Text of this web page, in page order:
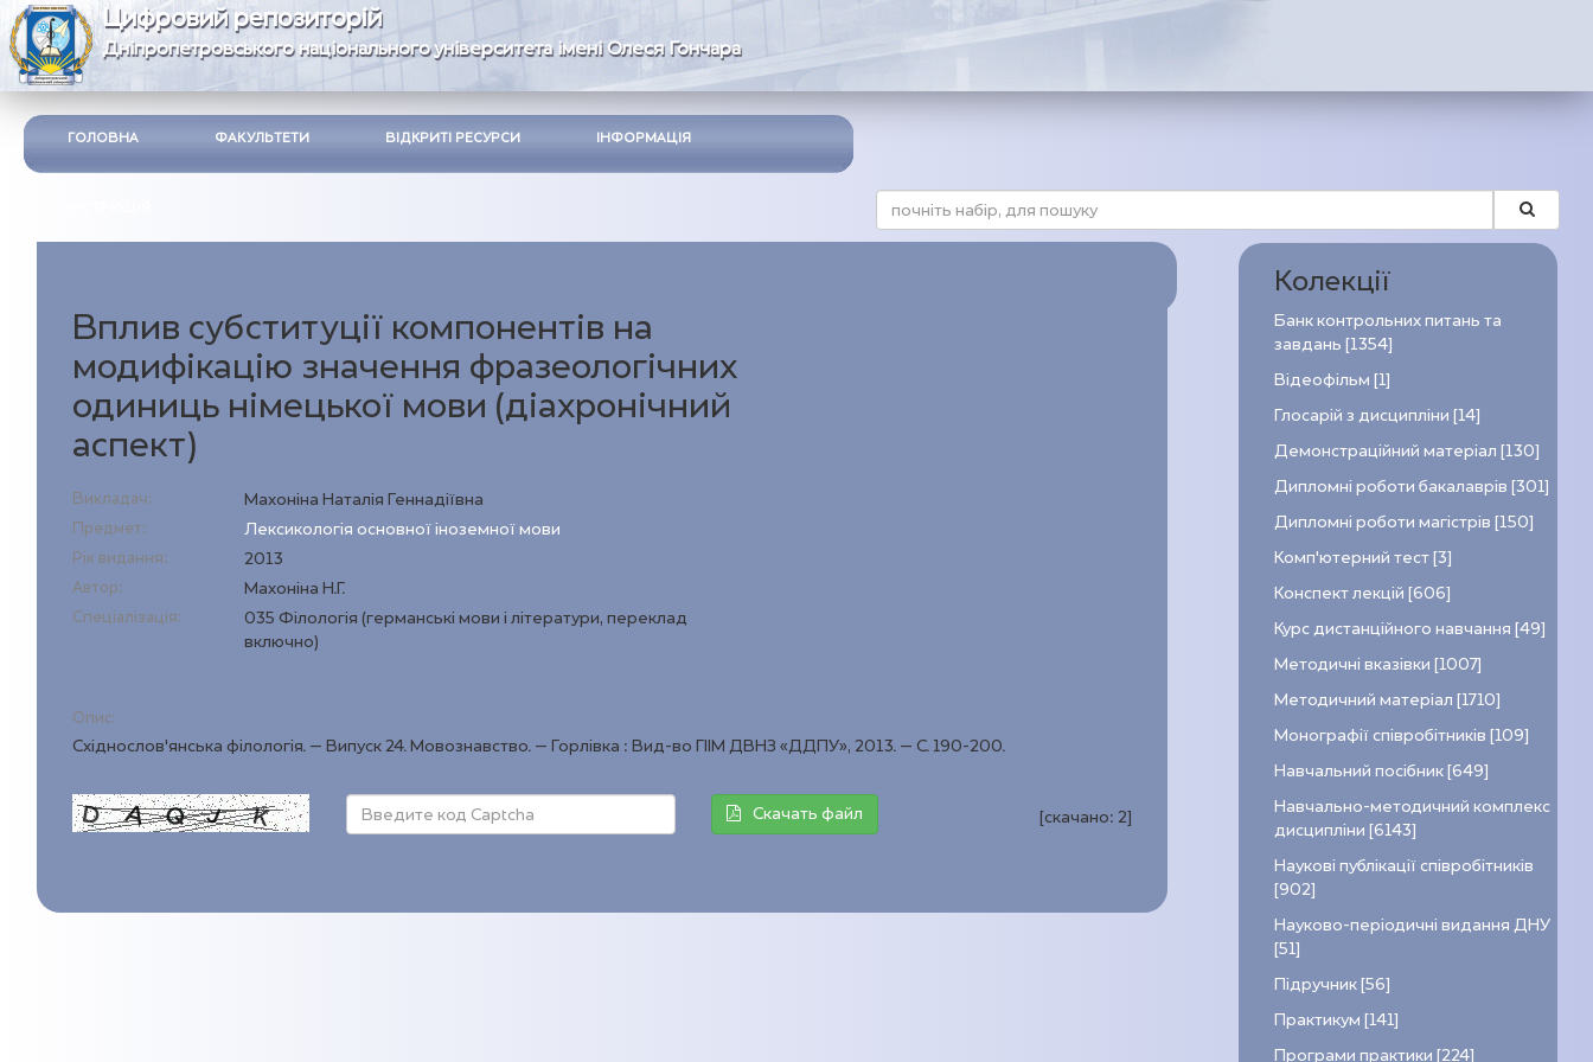
Цифровий репозиторій
Дніпропетровського національного університета імені Олеся Гончара
ГОЛОВНА ФАКУЛЬТЕТИ ВІДКРИТІ РЕСУРСИ ІНФОРМАЦІЯ
Вплив субституції компонентів на
модифікацію значення фразеологічних
одиниць німецької мови (діахронічний
аспект)
Викладач: Махоніна Наталія Геннадіївна
Предмет: Лексикологія основної іноземної мови
Рік видання: 2013
Автор: Махоніна Н.Г.
Спеціалізація:
035 Філологія (германські мови і літератури, переклад
включно)
Опис:
Східнослов’янська філологія. – Випуск 24. Мовознавство. – Горлівка : Вид-во ГІІМ ДВНЗ «ДДПУ», 2013. – С. 190-200.
Скачать файл [скачано:2]
Колекції
Банк контрольних питань та
завдань [1354]
Відеофільм [1]
Глосарій з дисципліни [14]
Демонстраційний матеріал [130]
Дипломні роботи бакалаврів [301]
Дипломні роботи магістрів [150]
Комп’ютерний тест [3]
Конспект лекцій [606]
Курс дистанційного навчання [49]
Методичні вказівки [1007]
Методичний матеріал [1710]
Монографії співробітників [109]
Навчальний посібник [649]
Навчально-методичний комплекс
дисципліни [6143]
Наукові публікації співробітників
[902]
Науково-періодичні видання ДНУ
[51]
Підручник [56]
Практикум [141]
Програми практики [224]